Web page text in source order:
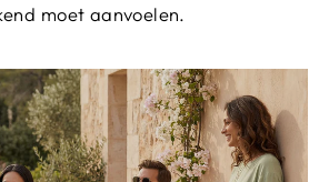
moet aanvoelen.